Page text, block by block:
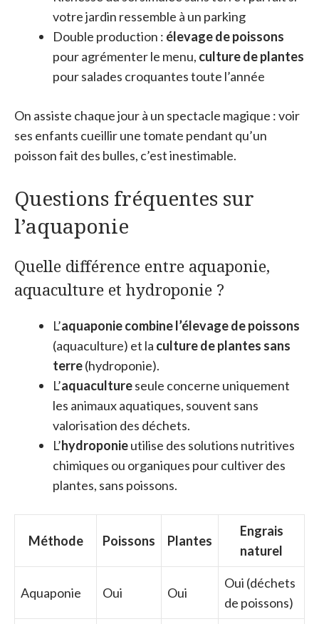
votre jardin ressemble à un parking
Double production : élevage de poissons
pour agrémenter le menu, culture de plantes
pour salades croquantes toute l’année
On assiste chaque jour à un spectacle magique : voir
ses enfants cueillir une tomate pendant qu’un
poisson fait des bulles, c’est inestimable.
Questions fréquentes sur
l’aquaponie
Quelle différence entre aquaponie,
aquaculture et hydroponie ?
L’aquaponie combine l’élevage de poissons
(aquaculture) et la culture de plantes sans
terre(hydroponie).
L’aquacultureseule concerne uniquement
les animaux aquatiques, souvent sans
valorisation des déchets.
L’hydroponieutilise des solutions nutritives
chimiques ou organiques pour cultiver des
plantes, sans poissons.
Méthode Poissons Plantes
Engrais
naturel
Aquaponie Oui Oui
Oui (déchets
de poissons)